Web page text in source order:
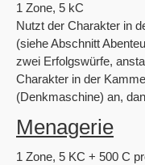
1 Zone, 5 kC
Nutzt der Charakter in
(siehe Abschnitt
zwei Erfolgswürfe,
Charakter in der
(Denkmaschine) an,
Menagerie
1 Zone, 5 KC + 500 C